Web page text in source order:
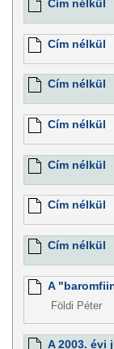
Cím nélkül
Cím nélkül
Cím nélkül
Cím nélkül
Cím nélkül
Cím nélkül
Cím nélkül
A
Földi Péter
A 2003. évi